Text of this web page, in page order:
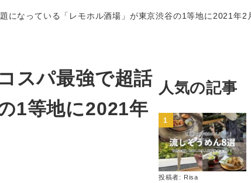
になっている「レモホル酒場」が東京渋谷の1等地に2021年
スパ最強で超話
1等地に2021年
人気の記事
投稿者: Risa